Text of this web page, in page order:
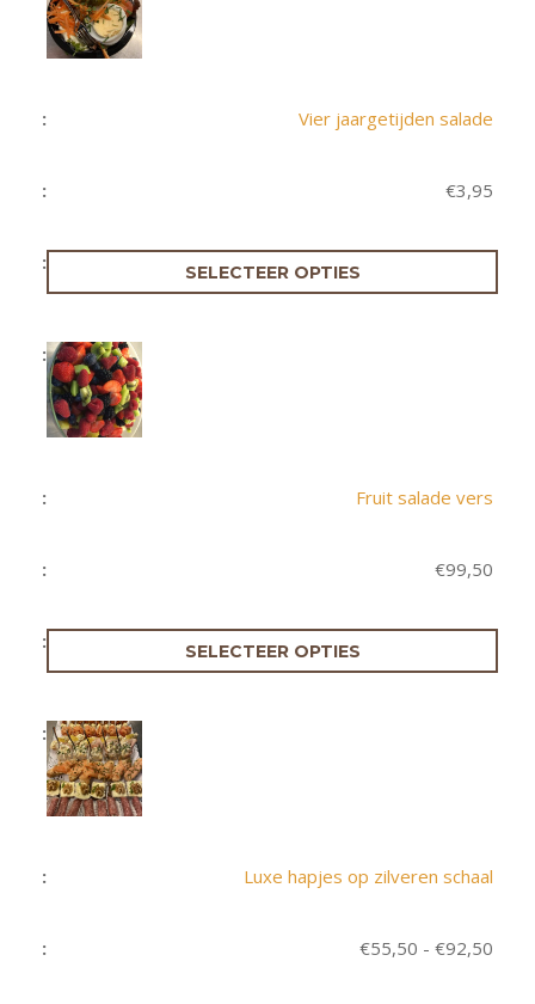
Vier jaargetijden salade
€3,95
SELECTEER OPTIES
Fruit salade vers
€99,50
SELECTEER OPTIES
Luxe hapjes op zilveren schaal
€55,50 - €92,50